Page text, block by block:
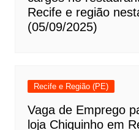
Recife e região
(05/09/2025)
Recife e Região (PE)
Vaga de Emprego
loja Chiquinho em